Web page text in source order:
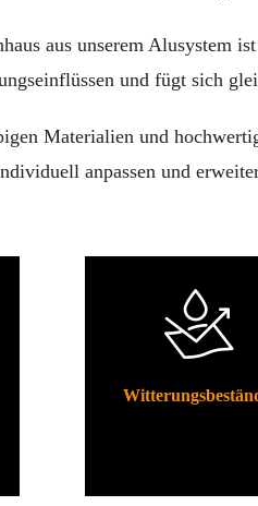
aus unserem Alusystem
und fügt sich
Materialien und
anpassen und